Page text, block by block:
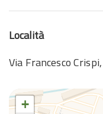
TV
Località
Via Francesco
+